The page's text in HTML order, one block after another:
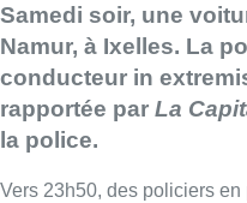
Samedi soir, une
Namur, à Ixelles. La
conducteur in
rapportée par La
la police.
Vers 23h50, des policiers